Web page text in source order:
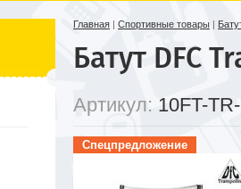
Главная | Спортивные товары |
Батут DFC
Артикул: 10FT-
Спецпредложение